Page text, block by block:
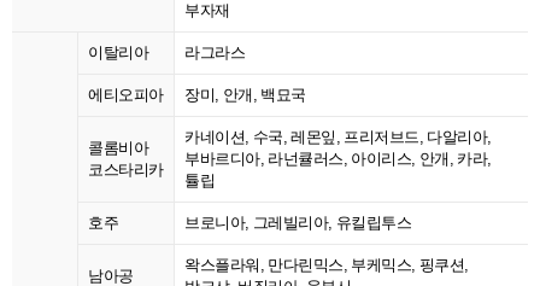
부자재
이탈리아 라그라스
에티오피아 장미, 안개, 백묘국
콜롬비아
코스타리카
카네이션, 수국, 레몬잎, 프리저브드, 다알리아,
부바르디아, 라넌큘러스, 아이리스, 안개, 카라,
튤립
호주 브로니아, 그레빌리아, 유킬립투스
남아공
왁스플라워, 만다린믹스, 부케믹스, 핑쿠션,